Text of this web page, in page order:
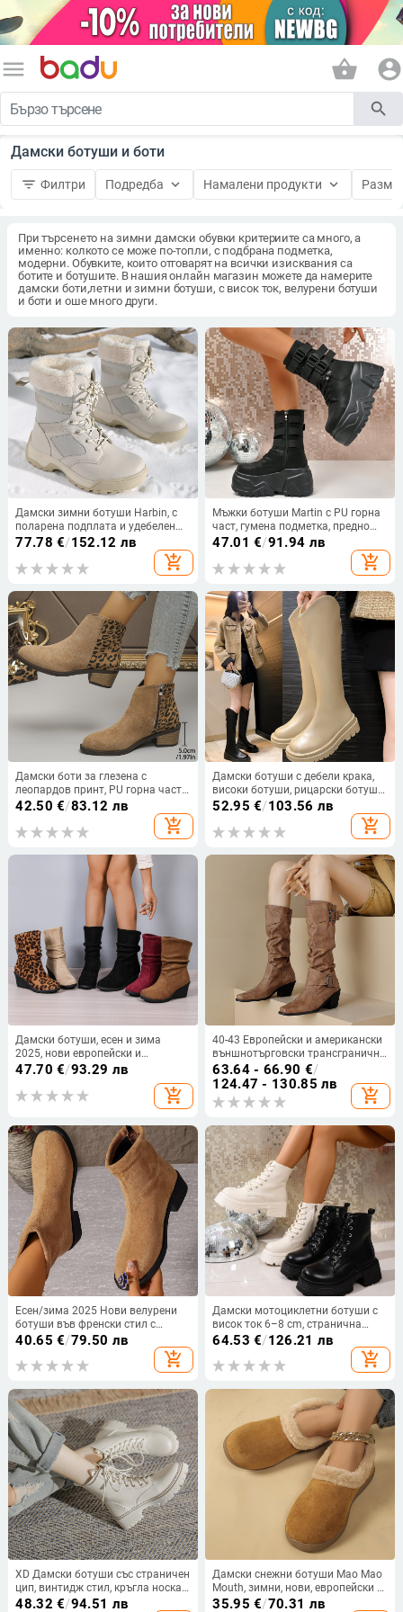
menu shopping_basket account_circle
search
Дамски ботуши и боти
filter_list Филтри Подредба keyboard_arrow_down Намалени продукти keyboard_arrow_down
При търсенето на зимни дамски обувки критериите са много, а
именно: колкото се може по-топли, с подбрана подметка,
модерни. Обувките, които отговарят на всички изисквания са
ботите и ботушите. В нашия онлайн магазин можете да намерите
дамски боти,летни и зимни ботуши, с висок ток, велурени ботуши
и боти и оше много други.
Дамски зимни ботуши Harbin, с
поларена подплата и удебелен
материал, водоустойчиви и
неплъзгащи се, памучни ботуши с
дебела подметка, подходящи за
градуса, студоустойчиви
77.78 €/152.12 лв
add_shopping_cart
Мъжки ботуши Martin с PU горна
част, гумена подметка, предно
връзване, късо голенище
47.01 €/91.94 лв
add_shopping_cart
Дамски боти за глезена с
леопардов принт, PU горна част,
страничен цип, остър нос, дебел
42.50 €/83.12 лв
add_shopping_cart
Дамски ботуши с дебели крака,
високи ботуши, рицарски ботуши,
лято 2024, нови V-образни
големи ботуши, но ботуши до
коляното, големи размери
52.95 €/103.56 лв
add_shopping_cart
Дамски ботуши, есен и зима
2025, нови европейски и
американски експортни ботуши с
удобни, с пискюл, голям размер
47.70 €/93.29 лв
add_shopping_cart
40-43 Европейски и американски
външнотърговски трансгранични
есенни и зимни дамски ботуши с
дебел ток и катарама,
независима станция, високи
ботуши H773
63.64 - 66.90 €/
124.47 - 130.85 лв
add_shopping_cart
Есен/зима 2025 Нови велурени
ботуши във френски стил с
квадратен ток и нисък ток, модни,
корейски, заоблен връх, тънки, с
цип отзад, къси ботуши за жени
40.65 €/79.50 лв
add_shopping_cart
Дамски мотоциклетни ботуши с
висок ток 6–8 cm, странична
ципа, закръглена носка, PU горна
64.53 €/126.21 лв
add_shopping_cart
XD Дамски ботуши със страничен
цип, винтидж стил, кръгла носка,
дебел ток 3–5 cm, PU горна част,
48.32 €/94.51 лв
Дамски снежни ботуши Mao Mao
Mouth, зимни, нови, европейски и
американски, външна търговия,
35.95 €/70.31 лв